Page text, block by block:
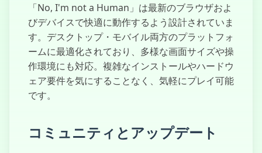
「No, I'm not a Human」は最新のブラウザおよ
びデバイスで快適に動作するよう設計されていま
す。デスクトップ・モバイル両方のプラットフォ
ームに最適化されており、多様な画面サイズや操
作環境にも対応。複雑なインストールやハードウ
ェア要件を気にすることなく、気軽にプレイ可能
です。
コミュニティとアップデート